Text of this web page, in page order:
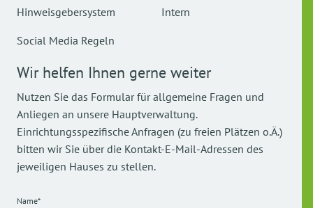
Hinweisgebersystem
Social Media Regeln
Intern
Wir helfen Ihnen gerne weiter
Nutzen Sie das Formular für allgemeine Fragen und
Anliegen an unsere Hauptverwaltung.
Einrichtungsspezifische Anfragen (zu freien Plätzen o.Ä.)
bitten wir Sie über die Kontakt-E-Mail-Adressen des
jeweiligen Hauses zu stellen.
Name*